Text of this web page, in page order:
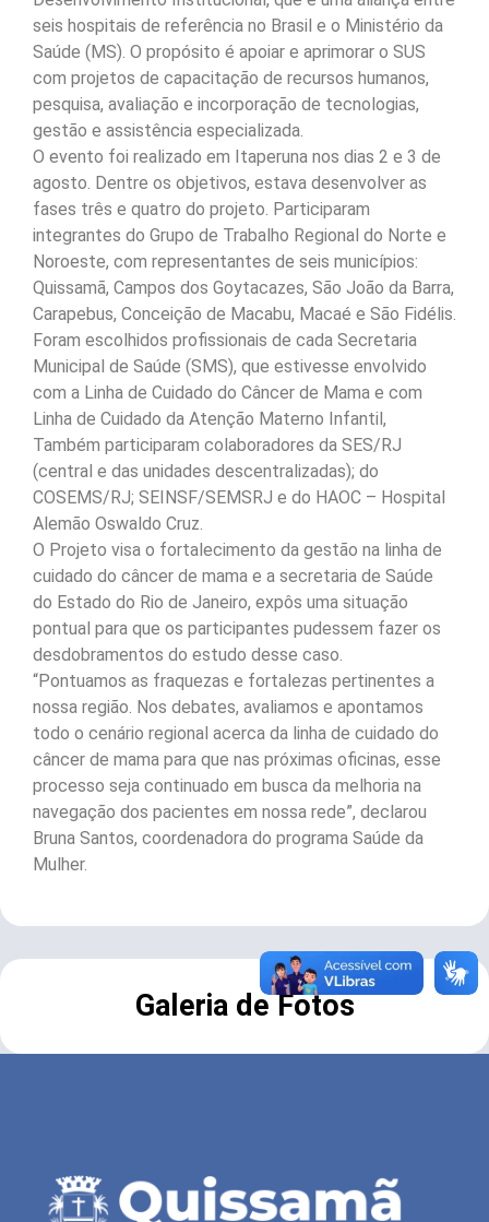
seis hospitais de referência no Brasil e o Ministério da
Saúde (MS). O propósito é apoiar e aprimorar o SUS
com projetos de capacitação de recursos humanos,
pesquisa, avaliação e incorporação de tecnologias,
gestão e assistência especializada.
O evento foi realizado em Itaperuna nos dias 2 e 3 de
agosto. Dentre os objetivos, estava desenvolver as
fases três e quatro do projeto. Participaram
integrantes do Grupo de Trabalho Regional do Norte e
Noroeste, com representantes de seis municípios:
Quissamã, Campos dos Goytacazes, São João da Barra,
Carapebus, Conceição de Macabu, Macaé e São Fidélis.
Foram escolhidos profissionais de cada Secretaria
Municipal de Saúde (SMS), que estivesse envolvido
com a Linha de Cuidado do Câncer de Mama e com
Linha de Cuidado da Atenção Materno Infantil,
Também participaram colaboradores da SES/RJ
(central e das unidades descentralizadas); do
COSEMS/RJ; SEINSF/SEMSRJ e do HAOC – Hospital
Alemão Oswaldo Cruz.
O Projeto visa o fortalecimento da gestão na linha de
cuidado do câncer de mama e a secretaria de Saúde
do Estado do Rio de Janeiro, expôs uma situação
pontual para que os participantes pudessem fazer os
desdobramentos do estudo desse caso.
“Pontuamos as fraquezas e fortalezas pertinentes a
nossa região. Nos debates, avaliamos e apontamos
todo o cenário regional acerca da linha de cuidado do
câncer de mama para que nas próximas oficinas, esse
processo seja continuado em busca da melhoria na
navegação dos pacientes em nossa rede”, declarou
Bruna Santos, coordenadora do programa Saúde da
Mulher.
Galeria de Fotos